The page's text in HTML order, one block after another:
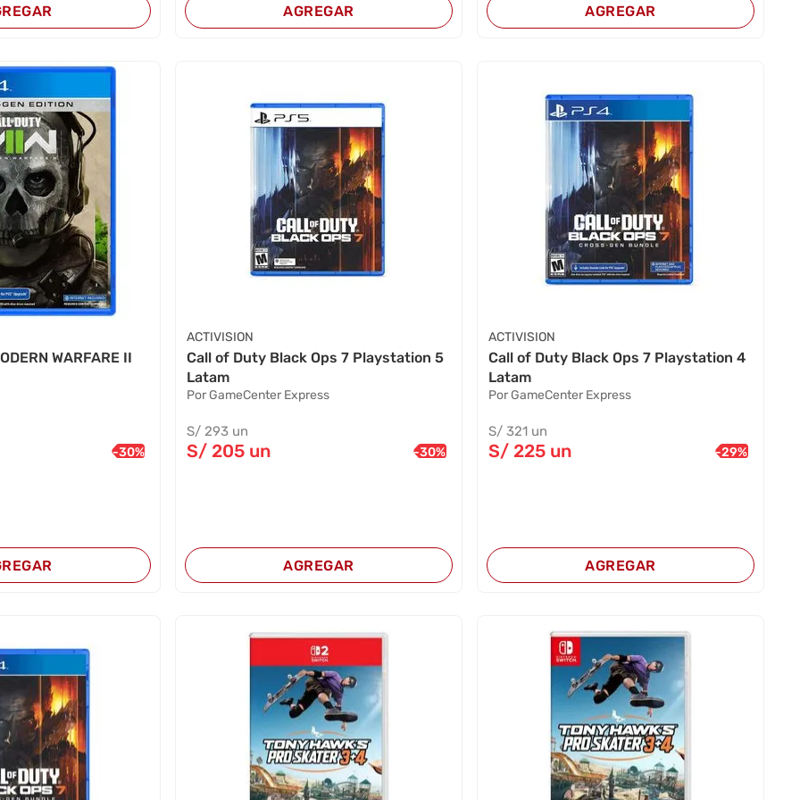
AGREGAR AGREGAR
WARFARE II
-30%
ACTIVISION
Call of Duty Black Ops 7 Playstation 5
Latam
Por GameCenter Express
S/ 293 un
S/ 205 un -30%
AGREGAR
ACTIVISION
Call of Duty Black Ops 7 Playstation 4
Latam
Por GameCenter Express
S/ 321 un
S/ 225 un -29%
AGREGAR